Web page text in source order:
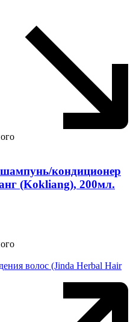
кондиционер
(Kokliang), 200мл.